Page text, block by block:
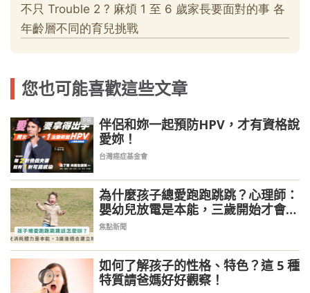
您也可能喜歡這些文章
PR
伴侶和妳一起預防HPV，才有資格說
愛妳！
台灣癌症基金會
為什麼孩子總愛跑跑跳跳？心理師：
嬰幼兒放電是本能，三歲開始才會乖
乖坐好
焦點新聞
如何了解孩子的性格、特色？這 5 種
特質請爸媽好好觀察！